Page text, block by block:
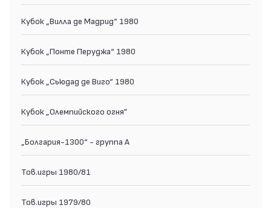
Кубок „Вилла де Мадрид“ 1980
Кубок „Понте Перуджа“ 1980
Кубок „Сьюдад де Виго“ 1980
Кубок „Олемпийского огня”
„Болгария-1300“ - группа А
Тов.игры 1980/81
Тов.игры 1979/80